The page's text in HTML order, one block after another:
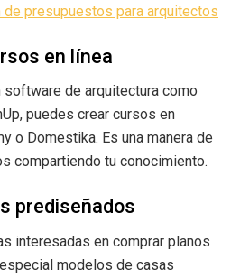
de presupuestos para arquitectos
en línea
de arquitectura como
puedes crear cursos en
o Domestika. Es una manera de
compartiendo tu conocimiento.
prediseñados
interesadas en comprar planos
modelos de casas